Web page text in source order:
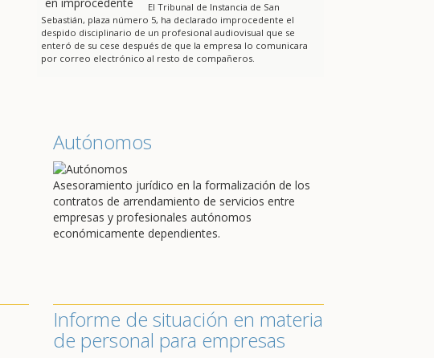
El Tribunal de Instancia de San
Sebastián, plaza número 5, ha declarado improcedente el
despido disciplinario de un profesional audiovisual que se
enteró de su cese después de que la empresa lo comunicara
por correo electrónico al resto de compañeros.
Autónomos
Asesoramiento jurídico en la formalización de los
contratos de arrendamiento de servicios entre
empresas y profesionales autónomos
económicamente dependientes.
Informe de situación en materia
de personal para empresas